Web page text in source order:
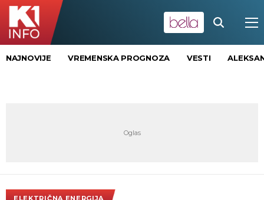
NAJNOVIJE VREMENSKA PROGNOZA VESTI
ELEKTRIČNA ENERGIJA